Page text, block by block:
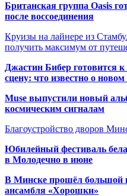
Британская группа Oasis
после воссоединения
Круизы на лайнере из
получить максимум от
Джастин Бибер готовится
сцену: что известно о новом
Muse выпустили новый
космическим сигналам
Благоустройство дворов
Юбилейный фестиваль
в Молодечно в июне
В Минске прошёл большой
ансамбля «Хорошки»